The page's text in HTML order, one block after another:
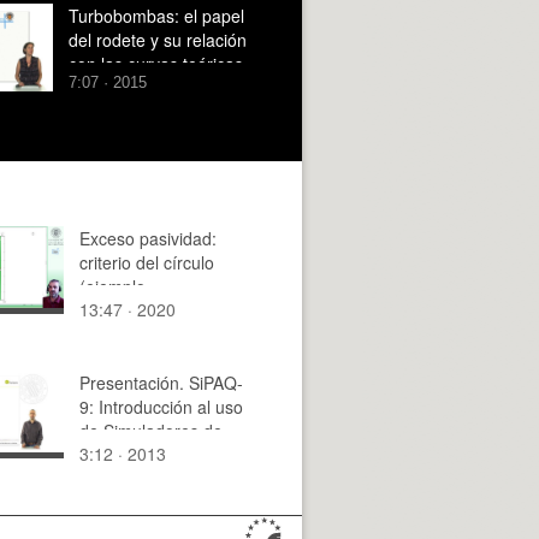
Turbobombas: el papel
del rodete y su relación
con las curvas teóricas
de las máquinas
7:07 · 2015
Exceso pasividad:
criterio del círculo
(ejemplo
serie+paralelo RC)
13:47 · 2020
Presentación. SiPAQ-
9: Introducción al uso
de Simuladores de
Procesos Industriales
3:12 · 2013